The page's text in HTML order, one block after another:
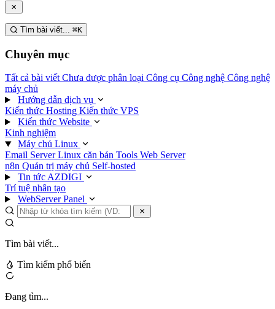
Tìm bài viết... ⌘K
Chuyên mục
Tất cả bài viết Chưa được phân loại Công cụ Công nghệ Công nghệ
máy chủ
Hướng dẫn dịch vụ
Kiến thức Hosting Kiến thức VPS
Kiến thức Website
Kinh nghiệm
Máy chủ Linux
Email ServerLinux căn bản Tools Web Server
n8n Quản trị máy chủ Self-hosted
Tin tức AZDIGI
Trí tuệ nhân tạo
WebServer Panel
Tìm bài viết...
Tìm kiếm phổ biến
Đang tìm...